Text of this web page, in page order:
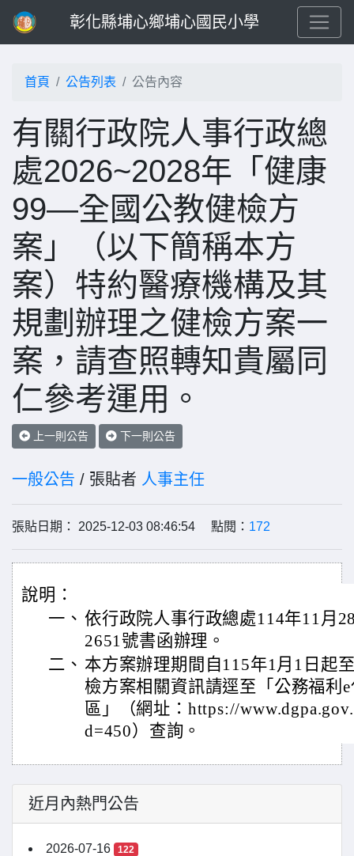
彰化縣埔心鄉埔心國民小學
首頁 公告列表 公告內容
有關行政院人事行政總
處2026~2028年「健康
99—全國公教健檢方
案」（以下簡稱本方
案）特約醫療機構及其
規劃辦理之健檢方案一
案，請查照轉知貴屬同
仁參考運用。
上一則公告 下一則公告
一般公告 / 張貼者 人事主任
張貼日期： 2025-12-03 08:46:54 點閱： 172
說明：
一、 依行政院人事行政總處114年11月
2651號書函辦理。
二、 本方案辦理期間自115年1月1日起
檢方案相關資訊請逕至「公務福利
區」（網址：https://
d=450）查詢。
近月內熱門公告
2026-07-16 122